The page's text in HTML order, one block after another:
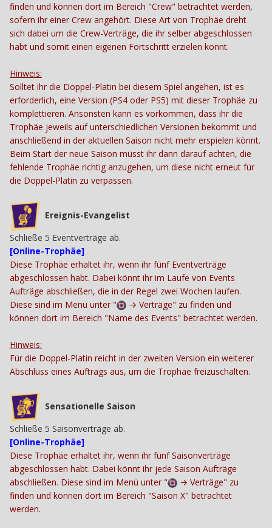
finden und können dort im Bereich "Crew" betrachtet werden,
sofern ihr einer Crew angehört. Diese Art von Trophäe dreht
sich dabei um die Crew-Verträge, die ihr selber abgeschlossen
habt und somit einen eigenen Fortschritt erzielen könnt.
Hinweis:
Solltet ihr die Doppel-Platin bei diesem Spiel angehen, ist es
erforderlich, eine Version (PS4 oder PS5) mit dieser Trophäe zu
komplettieren. Ansonsten kann es vorkommen, dass ihr die
Trophäe jeweils auf unterschiedlichen Versionen bekommt und
anschließend in der aktuellen Saison nicht mehr erspielen könnt.
Beim Start der neue Saison müsst ihr dann darauf achten, die
fehlende Trophäe richtig anzugehen, um diese nicht erneut für
die Doppel-Platin zu verpassen.
Ereignis-Evangelist
Schließe 5 Eventverträge ab.
[Online-Trophäe]
Diese Trophäe erhaltet ihr, wenn ihr fünf Eventverträge
abgeschlossen habt. Dabei könnt ihr im Laufe von Events
Aufträge abschließen, die in der Regel zwei Wochen laufen.
Diese sind im Menü unter "
→ Verträge" zu finden und
können dort im Bereich "Name des Events" betrachtet werden.
Hinweis:
Für die Doppel-Platin reicht in der zweiten Version ein weiterer
Abschluss eines Auftrags aus, um die Trophäe freizuschalten.
Sensationelle Saison
Schließe 5 Saisonverträge ab.
[Online-Trophäe]
Diese Trophäe erhaltet ihr, wenn ihr fünf Saisonverträge
abgeschlossen habt. Dabei könnt ihr jede Saison Aufträge
abschließen. Diese sind im Menü unter "
→ Verträge" zu
finden und können dort im Bereich "Saison X" betrachtet
werden.